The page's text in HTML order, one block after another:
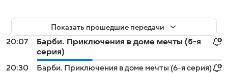
Показать прошедшие передачи
20:07
Барби. Приключения в доме мечты (5-я
серия)
20:30
Барби. Приключения в доме мечты (6-я серия)